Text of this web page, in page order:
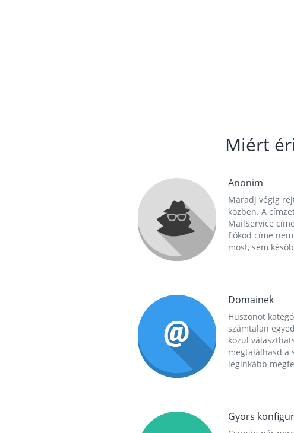
Miért
Anonim
Maradj végig
közben. A
MailService
fiókod címe
most, sem
Domainek
Huszonöt
számtalan
közül
megtalálhasd a
leginkább
Gyors